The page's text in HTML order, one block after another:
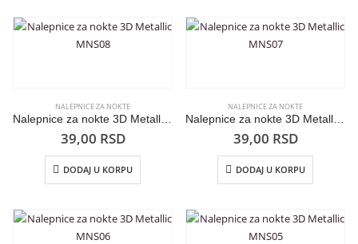
NALEPNICE ZA NOKTE
Nalepnice za nokte 3D Metallic MNS08
39,00 RSD
DODAJ U KORPU
NALEPNICE ZA NOKTE
Nalepnice za nokte 3D Metallic MNS07
39,00 RSD
DODAJ U KORPU